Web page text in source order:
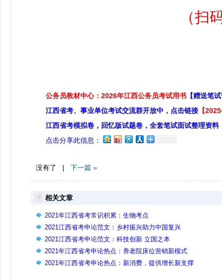
（扫
公务员教材中心：2026年江西公务员考试用书 【赠送笔
江西省考、事业单位考试交流群开放中，点击链接 【
江西省考模拟卷，回忆版试题卷，全套笔试面试整理资料
点击分享此信息：
没有了 | 下一篇 »
相关文章
2021年江西省考常识积累：生物考点
2021江西省考申论范文：乡村振兴助力中国复兴
2021江西省考申论范文：科技创新 立国之本
2021年江西省考申论热点：养老院床位营销新模式
2021年江西省考申论热点：新消费，提供增长新支撑